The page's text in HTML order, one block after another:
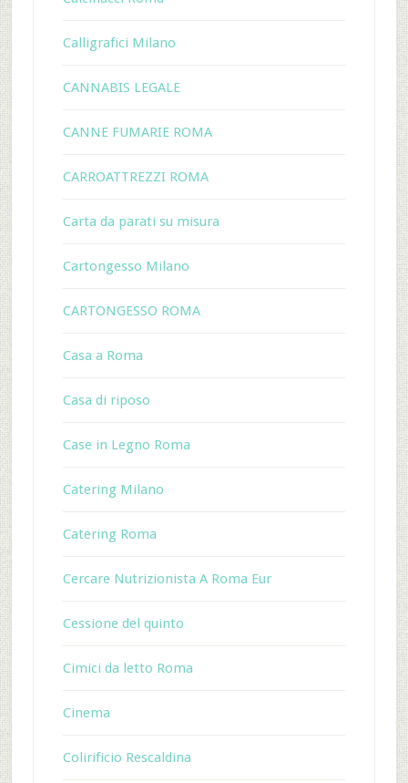
Calligrafici Milano
CANNABIS LEGALE
CANNE FUMARIE ROMA
CARROATTREZZI ROMA
Carta da parati su misura
Cartongesso Milano
CARTONGESSO ROMA
Casa a Roma
Casa di riposo
Case in Legno Roma
Catering Milano
Catering Roma
Cercare Nutrizionista A Roma Eur
Cessione del quinto
Cimici da letto Roma
Cinema
Colirificio Rescaldina